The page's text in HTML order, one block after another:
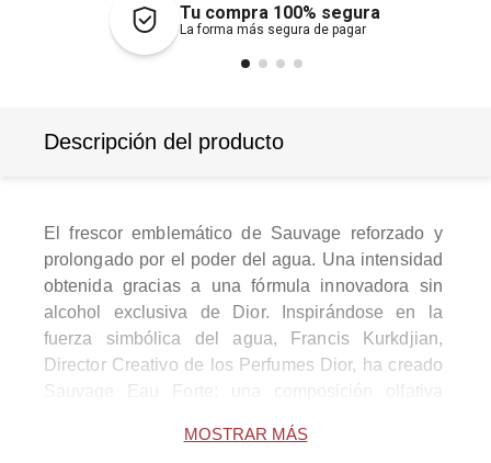
Tu compra 100% segura
La forma más segura de pagar
Descripción del producto
El frescor emblemático de Sauvage reforzado y
prolongado por el poder del agua. Una intensidad
obtenida gracias a una fórmula innovadora sin
alcohol exclusiva de Dior. Inspirándose en la
fuerza simbólica del agua, Francis Kurkdjian,
Director Creativo de los Perfumes Dior, ha creado
Sauvage Eau Forte: una composición olfativa
perfume. Una incursión en el territorio inexplorado
MOSTRAR MÁS